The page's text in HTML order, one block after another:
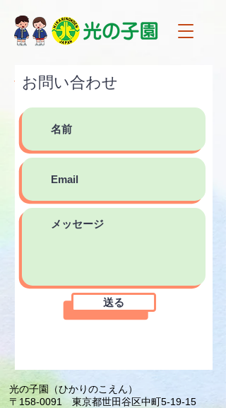
名称
お問い合わせ
送る
光の子園（ひかりのこえん）
〒158-0091 東京都世田谷区中町5-19-15